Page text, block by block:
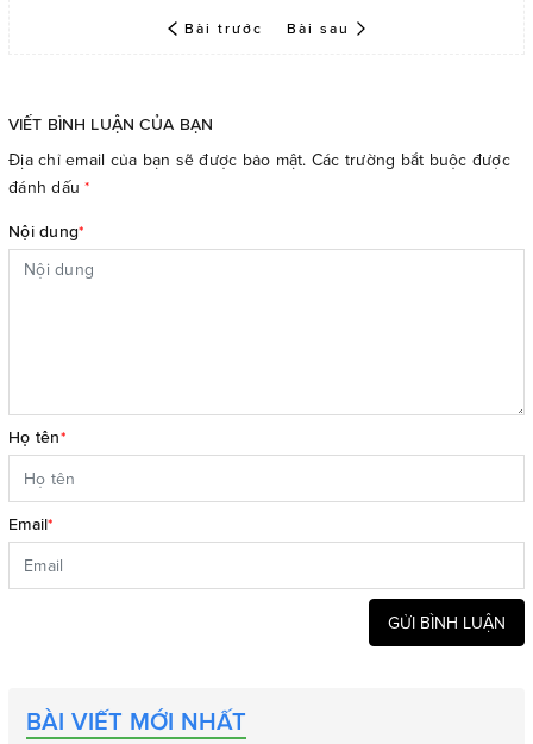
Bài trước Bài sau
VIẾT BÌNH LUẬN CỦA BẠN
Địa chỉ email của bạn sẽ được bảo mật. Các trường bắt buộc được
đánh dấu*
Nội dung*
Họ tên*
Email*
GỬI BÌNH LUẬN
BÀI VIẾT MỚI NHẤT